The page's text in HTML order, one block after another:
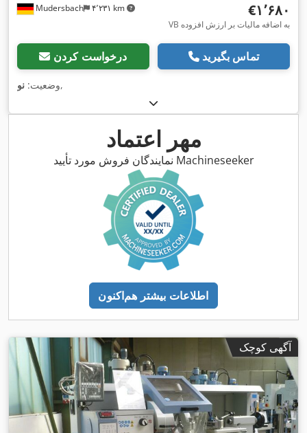
Mudersbach ۴٬۲۳۱ km ‎€۱٬۶۸۰
VB به اضافه مالیات بر ارزش افزوده
درخواست کردن تماس بگیرید
وضعیت: نو ,
مهر اعتماد
نمایندگان فروش مورد تأیید Machineseeker
اطلاعات بیشتر هم‌اکنون
آگهی کوچک